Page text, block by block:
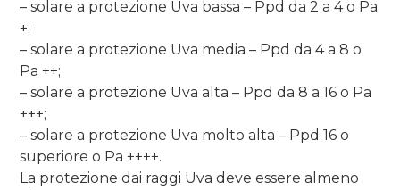
– solare a protezione Uva bassa – Ppd da 2 a 4 o Pa
+;
– solare a protezione Uva media – Ppd da 4 a 8 o
Pa ++;
– solare a protezione Uva alta – Ppd da 8 a 16 o Pa
+++;
– solare a protezione Uva molto alta – Ppd 16 o
superiore o Pa ++++.
La protezione dai raggi Uva deve essere almeno